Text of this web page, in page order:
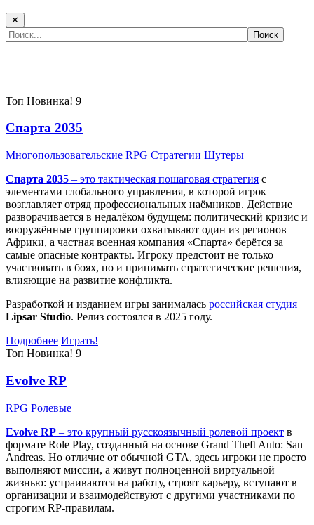
✕
Топ Новинка! 9
Спарта 2035
Многопользовательские RPG Стратегии Шутеры
Спарта 2035 – это тактическая пошаговая стратегия с
элементами глобального управления, в которой игрок
возглавляет отряд профессиональных наёмников. Действие
разворачивается в недалёком будущем: политический кризис и
вооружённые группировки охватывают один из регионов
Африки, а частная военная компания «Спарта» берётся за
самые опасные контракты. Игроку предстоит не только
участвовать в боях, но и принимать стратегические решения,
влияющие на развитие конфликта.
Разработкой и изданием игры занималась российская студия
Lipsar Studio. Релиз состоялся в 2025 году.
Подробнее Играть!
Топ Новинка! 9
Evolve RP
RPG Ролевые
Evolve RP – это крупный русскоязычный ролевой проект в
формате Role Play, созданный на основе Grand Theft Auto: San
Andreas. Но отличие от обычной GTA, здесь игроки не просто
выполняют миссии, а живут полноценной виртуальной
жизнью: устраиваются на работу, строят карьеру, вступают в
организации и взаимодействуют с другими участниками по
строгим RP-правилам.